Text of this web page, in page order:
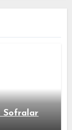
Sofralar